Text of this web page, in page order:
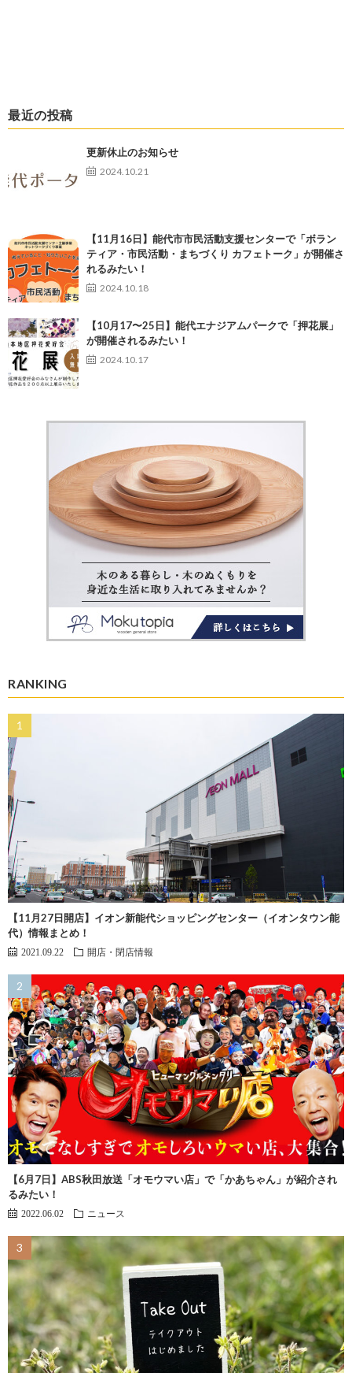
最近の投稿
更新休止のお知らせ
2024.10.21
【11月16日】能代市市民活動支援センターで「ボラン
ティア・市民活動・まちづくり カフェトーク」が開催さ
れるみたい！
2024.10.18
【10月17〜25日】能代エナジアムパークで「押花展」
が開催されるみたい！
2024.10.17
RANKING
【11月27日開店】イオン新能代ショッピングセンター（イオンタウン能
代）情報まとめ！
2021.09.22 開店・閉店情報
【6月7日】ABS秋田放送「オモウマい店」で「かあちゃん」が紹介され
るみたい！
2022.06.02 ニュース